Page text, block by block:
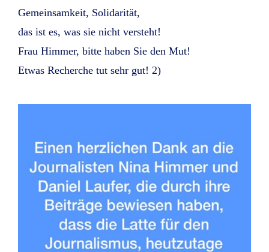
Gemeinsamkeit, Solidarität,
das ist es, was sie nicht versteht!
Frau Himmer, bitte haben Sie den Mut!
Etwas Recherche tut sehr gut! 2)